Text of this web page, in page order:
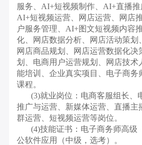
服务、AI+短视频制作、AI+直播推
AI+短视频运营、网店运营、网店
户服务管理、AI+图文短视频内容
化、网店数据分析、网店活动策划
网店商品规划、网店运营数据化决
划、电商用户运营规划、网店技术
能培训、企业真实项目、电子商务
课程。
(3)就业岗位：电商客服组长、
推广与运营、新媒体运营、直播主
群运营、短视频运营等岗位。
(4)技能证书：电子商务师高级
公软件应用（中级，选考）。